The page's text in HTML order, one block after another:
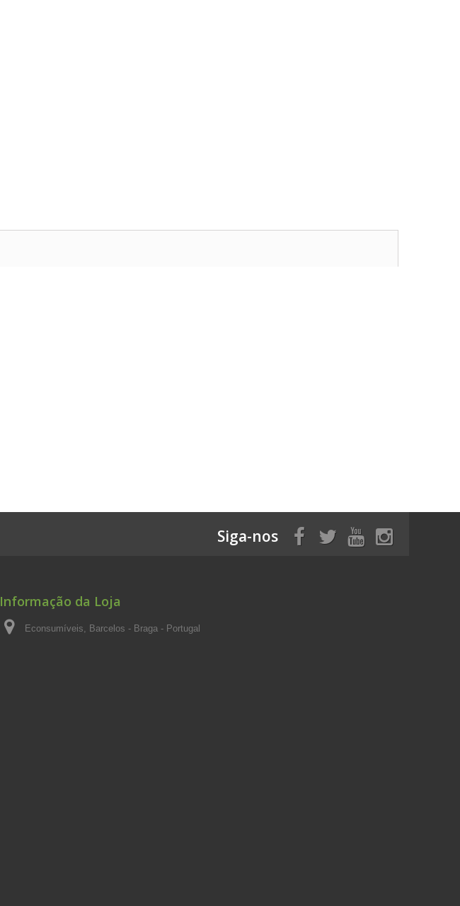
Siga-nos
Informação da Loja
Econsumíveis, Barcelos - Braga - Portugal